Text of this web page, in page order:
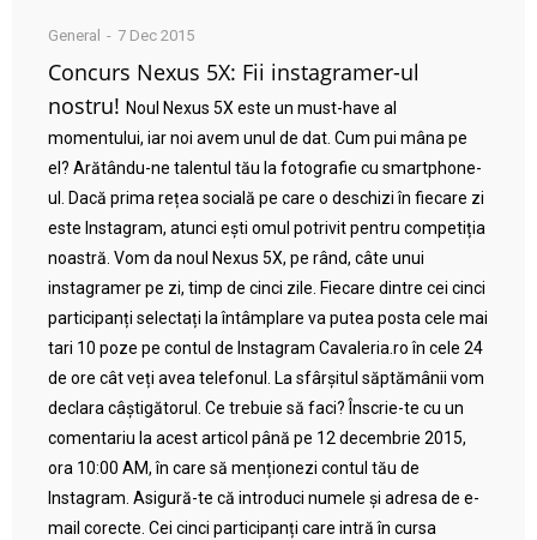
General 7 Dec 2015
Concurs Nexus 5X: Fii instagramer-ul
nostru! Noul Nexus 5X este un must-have al
momentului, iar noi avem unul de dat. Cum pui mâna pe
el? Arătându-ne talentul tău la fotografie cu smartphone-
ul. Dacă prima rețea socială pe care o deschizi în fiecare zi
este Instagram, atunci ești omul potrivit pentru competiția
noastră. Vom da noul Nexus 5X, pe rând, câte unui
instagramer pe zi, timp de cinci zile. Fiecare dintre cei cinci
participanți selectați la întâmplare va putea posta cele mai
tari 10 poze pe contul de Instagram Cavaleria.ro în cele 24
de ore cât veți avea telefonul. La sfârșitul săptămânii vom
declara câștigătorul. Ce trebuie să faci? Înscrie-te cu un
comentariu la acest articol până pe 12 decembrie 2015,
ora 10:00 AM, în care să menționezi contul tău de
Instagram. Asigură-te că introduci numele și adresa de e-
mail corecte. Cei cinci participanți care intră în cursa